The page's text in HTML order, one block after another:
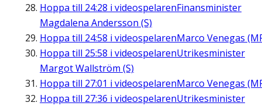
Hoppa till 24:28 i videospelarenFinansminister
Magdalena Andersson (S)
Hoppa till 24:58 i videospelarenMarco Venegas
Hoppa till 25:58 i videospelarenUtrikesminister
Margot Wallström (S)
Hoppa till 27:01 i videospelarenMarco Venegas
Hoppa till 27:36 i videospelarenUtrikesminister